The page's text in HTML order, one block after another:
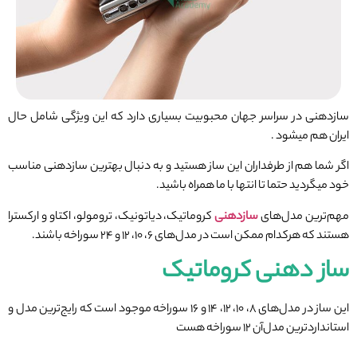
سازدهنی در سراسر جهان محبوبیت بسیاری دارد که این ویژگی شامل حال
ایران هم میشود .
اگر شما هم از طرفداران این ساز هستید و به دنبال بهترین سازدهنی مناسب
خود میگردید حتما تا انتها با ما همراه باشید.
مهم‌ترین مدل‌هایسازدهنیکروماتیک، دیاتونیک، ترومولو، اکتاو و ارکسترا
هستند که هرکدام ممکن است در مدل‌های ۶، ۱۰، ۱۲ و ۲۴ سوراخه باشند.
ساز دهنی کروماتیک
این ساز در مدل‌های ۸، ۱۰، ۱۲، ۱۴ و ۱۶ سوراخه موجود است که رایج‌ترین مدل و
استاندارد‌ترین مدل‌آن ۱۲ سوراخه هست